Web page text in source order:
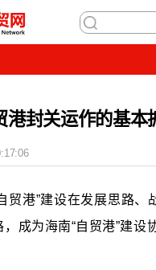
港封关运作的基本
贸港”建设在发展思路
成为海南“自贸港”建设